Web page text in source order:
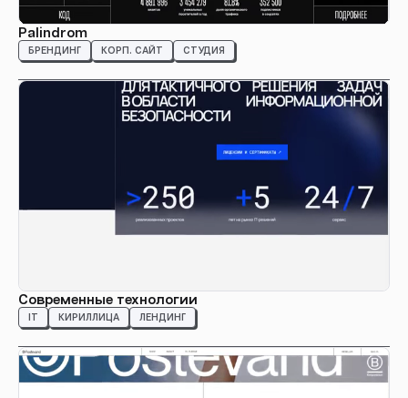
Palindrom
БРЕНДИНГ КОРП. САЙТ СТУДИЯ
Современные технологии
IT КИРИЛЛИЦА ЛЕНДИНГ